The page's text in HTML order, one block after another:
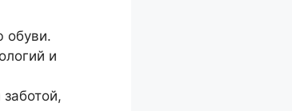
обуви.
и